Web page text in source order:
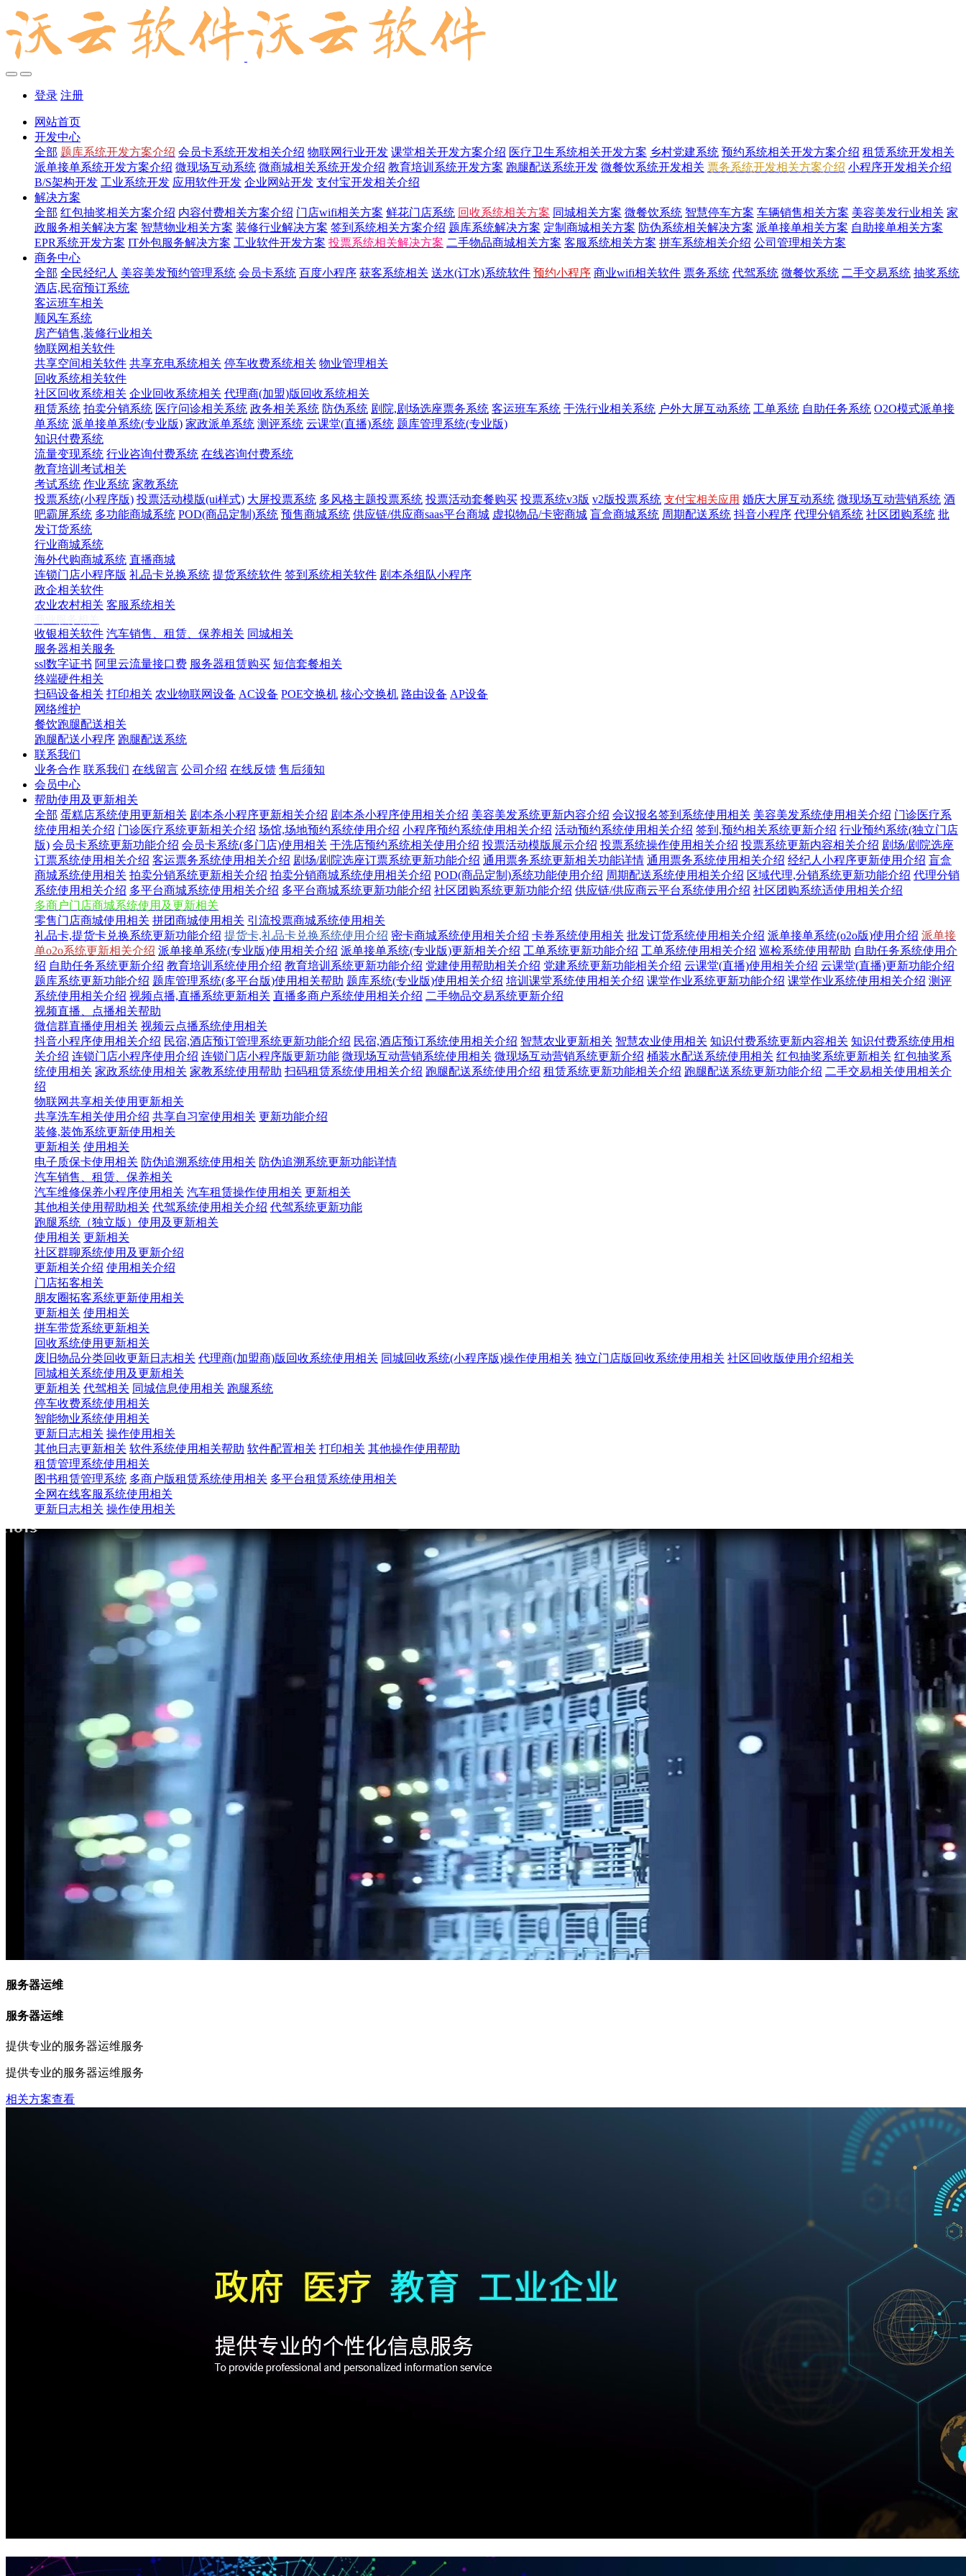
登录 注册
网站首页
开发中心
全部 题库系统开发方案介绍 会员卡系统开发相关介绍 物联网行业开发 课堂相关开发方案介绍 医疗卫生系统相关开发方案 乡村党建系统 预约系统相关开发方案介绍 租赁系统开发相关
派单接单系统开发方案介绍 微现场互动系统 微商城相关系统开发介绍 教育培训系统开发方案 跑腿配送系统开发 微餐饮系统开发相关 票务系统开发相关方案介绍 小程序开发相关介绍
B/S架构开发 工业系统开发 应用软件开发 企业网站开发 支付宝开发相关介绍
解决方案
全部 红包抽奖相关方案介绍 内容付费相关方案介绍 门店wifi相关方案 鲜花门店系统 回收系统相关方案 同城相关方案 微餐饮系统 智慧停车方案 车辆销售相关方案 美容美发行业相关 家
政服务相关解决方案 智慧物业相关方案 装修行业解决方案 签到系统相关方案介绍 题库系统解决方案 定制商城相关方案 防伪系统相关解决方案 派单接单相关方案 自助接单相关方案
EPR系统开发方案 IT外包服务解决方案 工业软件开发方案 投票系统相关解决方案 二手物品商城相关方案 客服系统相关方案 拼车系统相关介绍 公司管理相关方案
商务中心
全部 全民经纪人 美容美发预约管理系统 会员卡系统 百度小程序 获客系统相关 送水(订水)系统软件 预约小程序 商业wifi相关软件 票务系统 代驾系统 微餐饮系统 二手交易系统 抽奖系统
酒店,民宿预订系统
客运班车相关
顺风车系统
房产销售,装修行业相关
物联网相关软件
共享空间相关软件 共享充电系统相关 停车收费系统相关 物业管理相关
回收系统相关软件
社区回收系统相关 企业回收系统相关 代理商(加盟)版回收系统相关
租赁系统 拍卖分销系统 医疗问诊相关系统 政务相关系统 防伪系统 剧院,剧场选座票务系统 客运班车系统 干洗行业相关系统 户外大屏互动系统 工单系统 自助任务系统 O2O模式派单接
单系统 派单接单系统(专业版) 家政派单系统 测评系统 云课堂(直播)系统 题库管理系统(专业版)
知识付费系统
流量变现系统 行业咨询付费系统 在线咨询付费系统
教育培训考试相关
考试系统 作业系统 家教系统
投票系统(小程序版) 投票活动模版(ui样式) 大屏投票系统 多风格主题投票系统 投票活动套餐购买 投票系统v3版 v2版投票系统 支付宝相关应用 婚庆大屏互动系统 微现场互动营销系统 酒
吧霸屏系统 多功能商城系统 POD(商品定制)系统 预售商城系统 供应链/供应商saas平台商城 虚拟物品/卡密商城 盲盒商城系统 周期配送系统 抖音小程序 代理分销系统 社区团购系统 批
发订货系统
行业商城系统
海外代购商城系统 直播商城
连锁门店小程序版 礼品卡兑换系统 提货系统软件 签到系统相关软件 剧本杀组队小程序
政企相关软件
农业农村相关 客服系统相关
收银相关软件 汽车销售、租赁、保养相关 同城相关
服务器相关服务
ssl数字证书 阿里云流量接口费 服务器租赁购买 短信套餐相关
终端硬件相关
扫码设备相关 打印相关 农业物联网设备 AC设备 POE交换机 核心交换机 路由设备 AP设备
网络维护
餐饮跑腿配送相关
跑腿配送小程序 跑腿配送系统
联系我们
业务合作 联系我们 在线留言 公司介绍 在线反馈 售后须知
会员中心
帮助使用及更新相关
全部 蛋糕店系统使用更新相关 剧本杀小程序更新相关介绍 剧本杀小程序使用相关介绍 美容美发系统更新内容介绍 会议报名签到系统使用相关 美容美发系统使用相关介绍 门诊医疗系
统使用相关介绍 门诊医疗系统更新相关介绍 场馆,场地预约系统使用介绍 小程序预约系统使用相关介绍 活动预约系统使用相关介绍 签到,预约相关系统更新介绍 行业预约系统(独立门店
版) 会员卡系统更新功能介绍 会员卡系统(多门店)使用相关 干洗店预约系统相关使用介绍 投票活动模版展示介绍 投票系统操作使用相关介绍 投票系统更新内容相关介绍 剧场/剧院选座
订票系统使用相关介绍 客运票务系统使用相关介绍 剧场/剧院选座订票系统更新功能介绍 通用票务系统更新相关功能详情 通用票务系统使用相关介绍 经纪人小程序更新使用介绍 盲盒
商城系统使用相关 拍卖分销系统更新相关介绍 拍卖分销商城系统使用相关介绍 POD(商品定制)系统功能使用介绍 周期配送系统使用相关介绍 区域代理,分销系统更新功能介绍 代理分销
系统使用相关介绍 多平台商城系统使用相关介绍 多平台商城系统更新功能介绍 社区团购系统更新功能介绍 供应链/供应商云平台系统使用介绍 社区团购系统适使用相关介绍
多商户门店商城系统使用及更新相关
零售门店商城使用相关 拼团商城使用相关 引流投票商城系统使用相关
礼品卡,提货卡兑换系统更新功能介绍 提货卡,礼品卡兑换系统使用介绍 密卡商城系统使用相关介绍 卡券系统使用相关 批发订货系统使用相关介绍 派单接单系统(o2o版)使用介绍 派单接
单o2o系统更新相关介绍 派单接单系统(专业版)使用相关介绍 派单接单系统(专业版)更新相关介绍 工单系统更新功能介绍 工单系统使用相关介绍 巡检系统使用帮助 自助任务系统使用介
绍 自助任务系统更新介绍 教育培训系统使用介绍 教育培训系统更新功能介绍 党建使用帮助相关介绍 党建系统更新功能相关介绍 云课堂(直播)使用相关介绍 云课堂(直播)更新功能介绍
题库系统更新功能介绍 题库管理系统(多平台版)使用相关帮助 题库系统(专业版)使用相关介绍 培训课堂系统使用相关介绍 课堂作业系统更新功能介绍 课堂作业系统使用相关介绍 测评
系统使用相关介绍 视频点播,直播系统更新相关 直播多商户系统使用相关介绍 二手物品交易系统更新介绍
视频直播、点播相关帮助
微信群直播使用相关 视频云点播系统使用相关
抖音小程序使用相关介绍 民宿,酒店预订管理系统更新功能介绍 民宿,酒店预订系统使用相关介绍 智慧农业更新相关 智慧农业使用相关 知识付费系统更新内容相关 知识付费系统使用相
关介绍 连锁门店小程序使用介绍 连锁门店小程序版更新功能 微现场互动营销系统使用相关 微现场互动营销系统更新介绍 桶装水配送系统使用相关 红包抽奖系统更新相关 红包抽奖系
统使用相关 家政系统使用相关 家教系统使用帮助 扫码租赁系统使用相关介绍 跑腿配送系统使用介绍 租赁系统更新功能相关介绍 跑腿配送系统更新功能介绍 二手交易相关使用相关介
绍
物联网共享相关使用更新相关
共享洗车相关使用介绍 共享自习室使用相关 更新功能介绍
装修,装饰系统更新使用相关
更新相关 使用相关
电子质保卡使用相关 防伪追溯系统使用相关 防伪追溯系统更新功能详情
汽车销售、租赁、保养相关
汽车维修保养小程序使用相关 汽车租赁操作使用相关 更新相关
其他相关使用帮助相关 代驾系统使用相关介绍 代驾系统更新功能
跑腿系统（独立版）使用及更新相关
使用相关 更新相关
社区群聊系统使用及更新介绍
更新相关介绍 使用相关介绍
门店拓客相关
朋友圈拓客系统更新使用相关
更新相关 使用相关
拼车带货系统更新相关
回收系统使用更新相关
废旧物品分类回收更新日志相关 代理商(加盟商)版回收系统使用相关 同城回收系统(小程序版)操作使用相关 独立门店版回收系统使用相关 社区回收版使用介绍相关
同城相关系统使用及更新相关
更新相关 代驾相关 同城信息使用相关 跑腿系统
停车收费系统使用相关
智能物业系统使用相关
更新日志相关 操作使用相关
其他日志更新相关 软件系统使用相关帮助 软件配置相关 打印相关 其他操作使用帮助
租赁管理系统使用相关
图书租赁管理系统 多商户版租赁系统使用相关 多平台租赁系统使用相关
全网在线客服系统使用相关
更新日志相关 操作使用相关
服务器运维
服务器运维
提供专业的服务器运维服务
提供专业的服务器运维服务
相关方案查看